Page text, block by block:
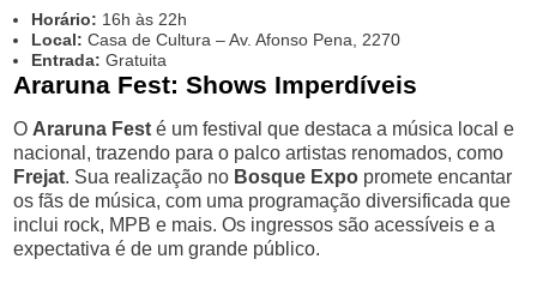
Horário: 16h às 22h
Local: Casa de Cultura – Av. Afonso Pena, 2270
Entrada: Gratuita
Araruna Fest: Shows Imperdíveis
O Araruna Fest é um festival que destaca a música local e
nacional, trazendo para o palco artistas renomados, como
Frejat. Sua realização no Bosque Expo promete encantar
os fãs de música, com uma programação diversificada que
inclui rock, MPB e mais. Os ingressos são acessíveis e a
expectativa é de um grande público.